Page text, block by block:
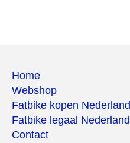
Home
Webshop
Fatbike kopen Nederland
Fatbike legaal Nederland
Contact